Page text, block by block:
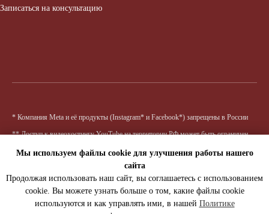
Записаться на консультацию
* Компания Meta и её продукты (Instagram* и Facebook*) запрещены в России
** Доступ к видеохостингу YouTube на территории РФ может быть ограничен
Мы используем файлы cookie для улучшения работы нашего
сайта
Продолжая использовать наш сайт, вы соглашаетесь с использованием
cookie. Вы можете узнать больше о том, какие файлы cookie
используются и как управлять ими, в нашей Политике